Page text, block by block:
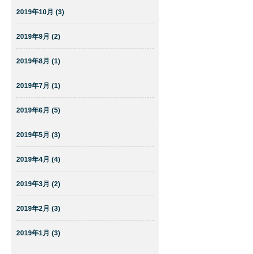
2019年10月 (3)
2019年9月 (2)
2019年8月 (1)
2019年7月 (1)
2019年6月 (5)
2019年5月 (3)
2019年4月 (4)
2019年3月 (2)
2019年2月 (3)
2019年1月 (3)